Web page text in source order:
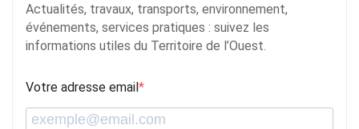
Actualités, travaux, transports, environnement,
événements, services pratiques : suivez les
informations utiles du Territoire de l’Ouest.
Votre adresse email